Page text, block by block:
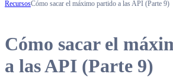
RecursosCómo sacar el máximo partido a las API (Parte 9)
Cómo sacar el
a las API (Parte 9)